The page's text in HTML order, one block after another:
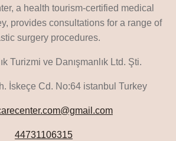
a health tourism-certified medical
provides consultations for a range of
surgery procedures.
Turizmi ve Danışmanlık Ltd. Şti.
İskeçe Cd. No:64 istanbul Turkey
44731106315